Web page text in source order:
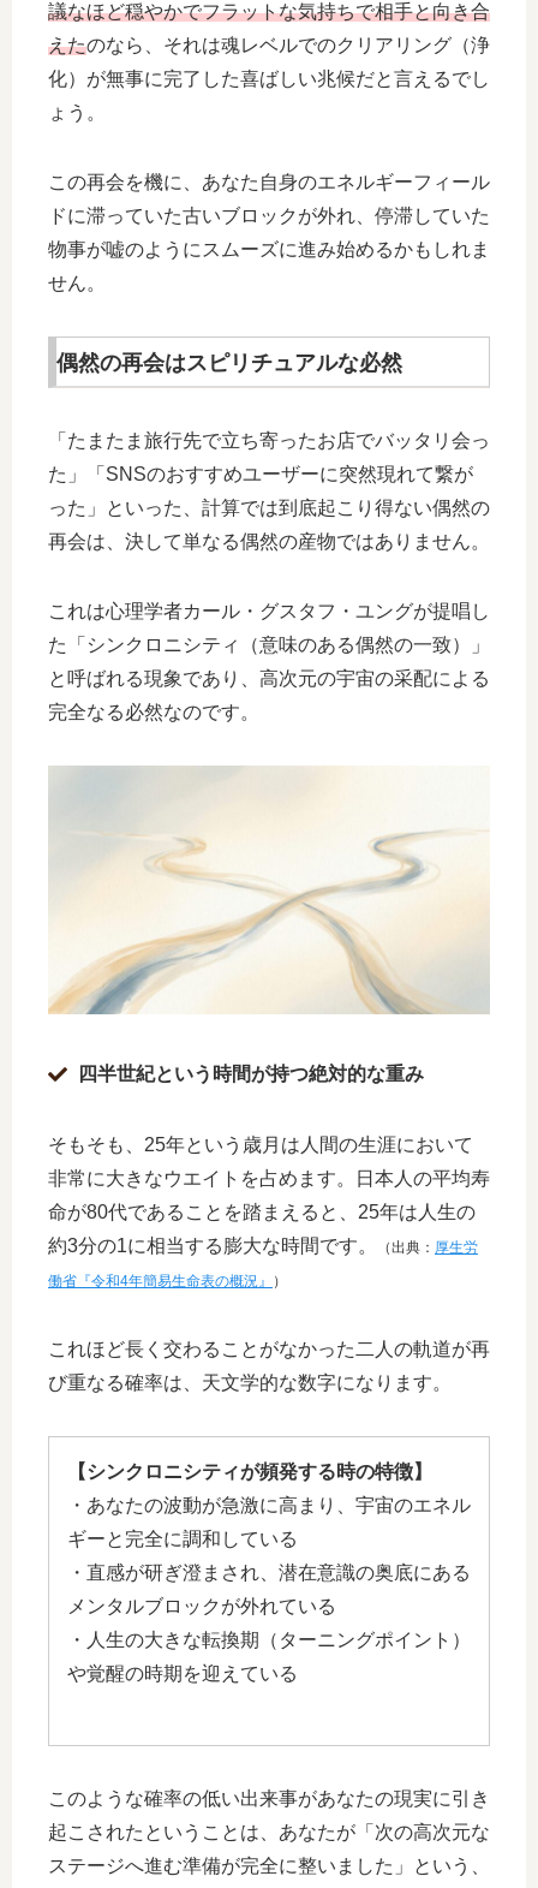
議なほど穏やかでフラットな気持ちで相手と向き合
えたのなら、それは魂レベルでのクリアリング（浄
化）が無事に完了した喜ばしい兆候だと言えるでし
ょう。
この再会を機に、あなた自身のエネルギーフィール
ドに滞っていた古いブロックが外れ、停滞していた
物事が嘘のようにスムーズに進み始めるかもしれま
せん。
偶然の再会はスピリチュアルな必然
「たまたま旅行先で立ち寄ったお店でバッタリ会っ
た」「SNSのおすすめユーザーに突然現れて繋が
った」といった、計算では到底起こり得ない偶然の
再会は、決して単なる偶然の産物ではありません。
これは心理学者カール・グスタフ・ユングが提唱し
た「シンクロニシティ（意味のある偶然の一致）」
と呼ばれる現象であり、高次元の宇宙の采配による
完全なる必然なのです。
四半世紀という時間が持つ絶対的な重み
そもそも、25年という歳月は人間の生涯において
非常に大きなウエイトを占めます。日本人の平均寿
命が80代であることを踏まえると、25年は人生の
約3分の1に相当する膨大な時間です。
（出典： 厚生労
働省『令和4年簡易生命表の概況』
）
これほど長く交わることがなかった二人の軌道が再
び重なる確率は、天文学的な数字になります。
【シンクロニシティが頻発する時の特徴】
・あなたの波動が急激に高まり、宇宙のエネル
ギーと完全に調和している
・直感が研ぎ澄まされ、潜在意識の奥底にある
メンタルブロックが外れている
・人生の大きな転換期（ターニングポイント）
や覚醒の時期を迎えている
このような確率の低い出来事があなたの現実に引き
起こされたということは、あなたが「次の高次元な
ステージへ進む準備が完全に整いました」という、